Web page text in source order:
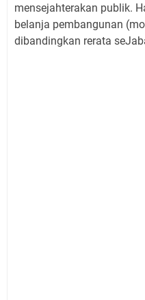
mensejahterakan publik.
belanja pembangunan
dibandingkan rerata